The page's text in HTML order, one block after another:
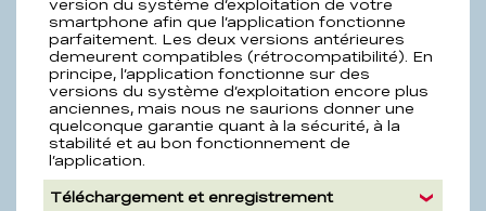
version du système d’exploitation de votre
smartphone afin que l’application fonctionne
parfaitement. Les deux versions antérieures
demeurent compatibles (rétrocompatibilité). En
principe, l’application fonctionne sur des
versions du système d’exploitation encore plus
anciennes, mais nous ne saurions donner une
quelconque garantie quant à la sécurité, à la
stabilité et au bon fonctionnement de
l’application.
Téléchargement et enregistrement